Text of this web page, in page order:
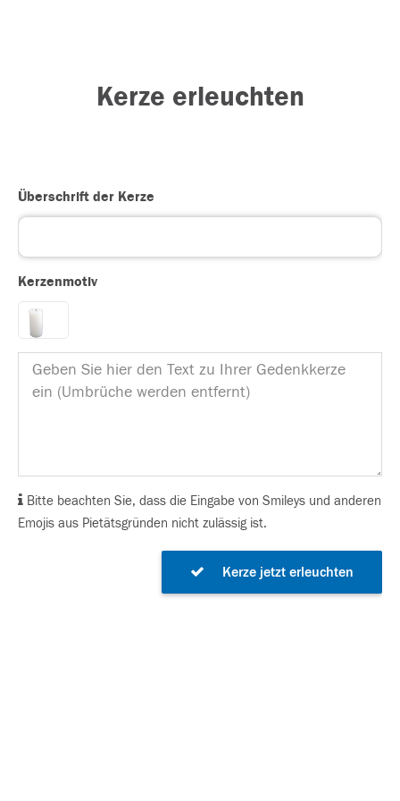
Kerze erleuchten
Überschrift der Kerze
Kerzenmotiv
Bitte beachten Sie, dass die Eingabe von Smileys und anderen
Emojis aus Pietätsgründen nicht zulässig ist.
Kerze jetzt erleuchten